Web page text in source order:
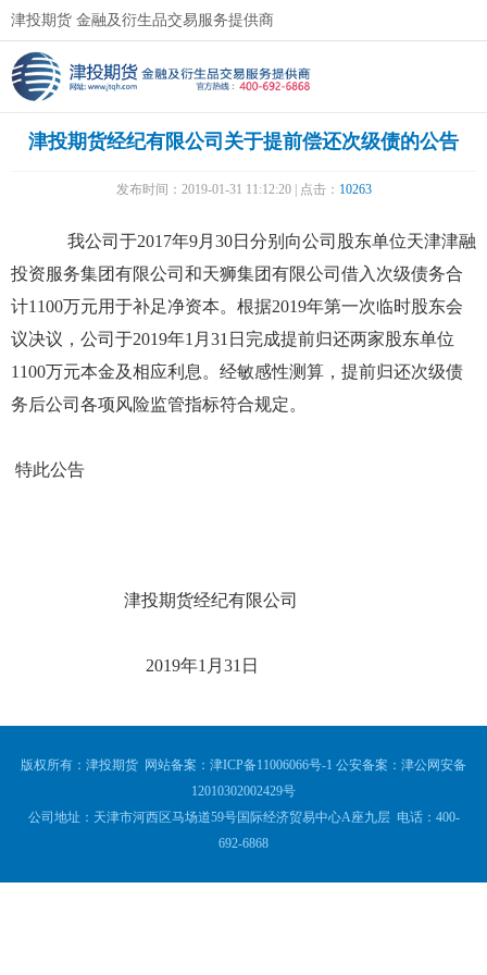
津投期货 金融及衍生品交易服务提供商
津投期货经纪有限公司关于提前偿还次级债的公告
发布时间：2019-01-31 11:12:20 | 点击： 10263
我公司于2017年9月30日分别向公司股东单位天津津融
投资服务集团有限公司和天狮集团有限公司借入次级债务合
计1100万元用于补足净资本。根据2019年第一次临时股东会
议决议，公司于2019年1月31日完成提前归还两家股东单位
1100万元本金及相应利息。经敏感性测算，提前归还次级债
务后公司各项风险监管指标符合规定。
特此公告
津投期货经纪有限公司
2019年1月31日
版权所有：津投期货 网站备案： 津ICP备11006066号-1 公安备案： 津公网安备
12010302002429号
公司地址：天津市河西区马场道59号国际经济贸易中心A座九层 电话：400-
692-6868